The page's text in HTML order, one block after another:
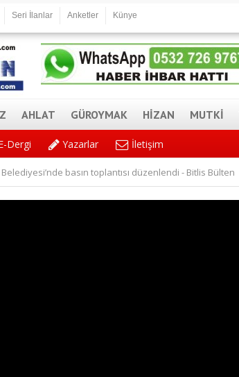
Seri İlanlar Anketler Künye
AHLAT GÜROYMAK HİZAN MUTKİ
Dergi Yazarlar İletişim
basın toplantısı düzenlendi - Bitlis Bülten